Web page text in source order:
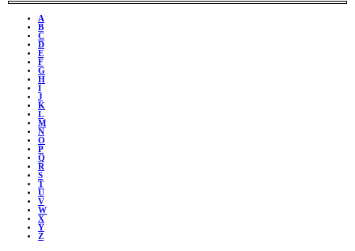
A
B
C
D
E
F
G
H
I
J
K
L
M
N
O
P
Q
R
S
T
U
V
W
X
Y
Z